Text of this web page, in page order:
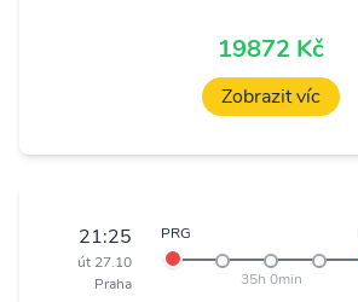
19872 Kč
Zobrazit víc
21:25
út 27.10
Praha
PRG
35h 0min